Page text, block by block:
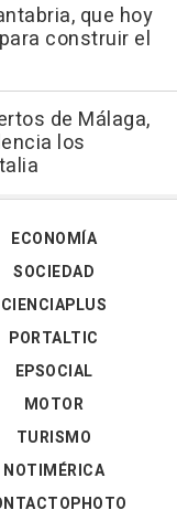
que hoy
construir el
de Málaga,
los
ECONOMÍA
SOCIEDAD
CIENCIAPLUS
PORTALTIC
EPSOCIAL
MOTOR
TURISMO
NOTIMÉRICA